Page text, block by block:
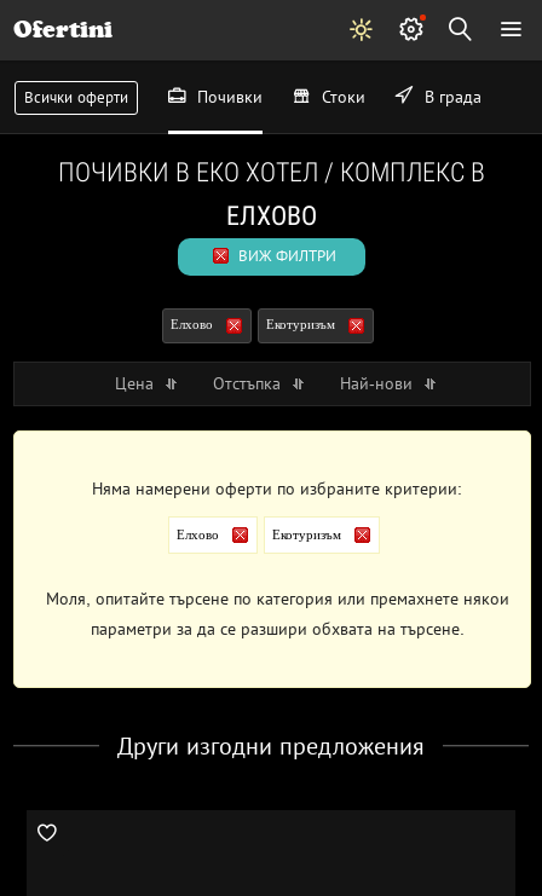
Ofertini
Всички оферти Почивки Стоки В града
ПОЧИВКИ В ЕКО ХОТЕЛ / КОМПЛЕКС В
ЕЛХОВО
ВИЖ ФИЛТРИ
Елхово Екотуризъм
Цена Отстъпка Най-нови
Няма намерени оферти по избраните критерии:
Елхово Екотуризъм
Моля, опитайте търсене по категория или премахнете някои
параметри за да се разшири обхвата на търсене.
Други изгодни предложения